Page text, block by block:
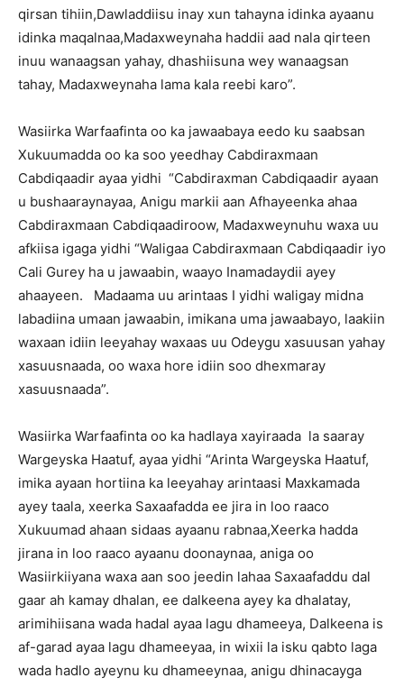
qirsan tihiin,Dawladdiisu inay xun tahayna idinka ayaanu
idinka maqalnaa,Madaxweynaha haddii aad nala qirteen
inuu wanaagsan yahay, dhashiisuna wey wanaagsan
tahay, Madaxweynaha lama kala reebi karo”.
Wasiirka Warfaafinta oo ka jawaabaya eedo ku saabsan
Xukuumadda oo ka soo yeedhay Cabdiraxmaan
Cabdiqaadir ayaa yidhi “Cabdiraxman Cabdiqaadir ayaan
u bushaaraynayaa, Anigu markii aan Afhayeenka ahaa
Cabdiraxmaan Cabdiqaadiroow, Madaxweynuhu waxa uu
afkiisa igaga yidhi “Waligaa Cabdiraxmaan Cabdiqaadir iyo
Cali Gurey ha u jawaabin, waayo Inamadaydii ayey
ahaayeen. Madaama uu arintaas I yidhi waligay midna
labadiina umaan jawaabin, imikana uma jawaabayo, laakiin
waxaan idiin leeyahay waxaas uu Odeygu xasuusan yahay
xasuusnaada, oo waxa hore idiin soo dhexmaray
xasuusnaada”.
Wasiirka Warfaafinta oo ka hadlaya xayiraada la saaray
Wargeyska Haatuf, ayaa yidhi “Arinta Wargeyska Haatuf,
imika ayaan hortiina ka leeyahay arintaasi Maxkamada
ayey taala, xeerka Saxaafadda ee jira in loo raaco
Xukuumad ahaan sidaas ayaanu rabnaa,Xeerka hadda
jirana in loo raaco ayaanu doonaynaa, aniga oo
Wasiirkiiyana waxa aan soo jeedin lahaa Saxaafaddu dal
gaar ah kamay dhalan, ee dalkeena ayey ka dhalatay,
arimihiisana wada hadal ayaa lagu dhameeya, Dalkeena is
af-garad ayaa lagu dhameeyaa, in wixii la isku qabto laga
wada hadlo ayeynu ku dhameeynaa, anigu dhinacayga